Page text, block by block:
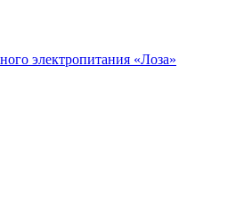
электропитания «Лоза»